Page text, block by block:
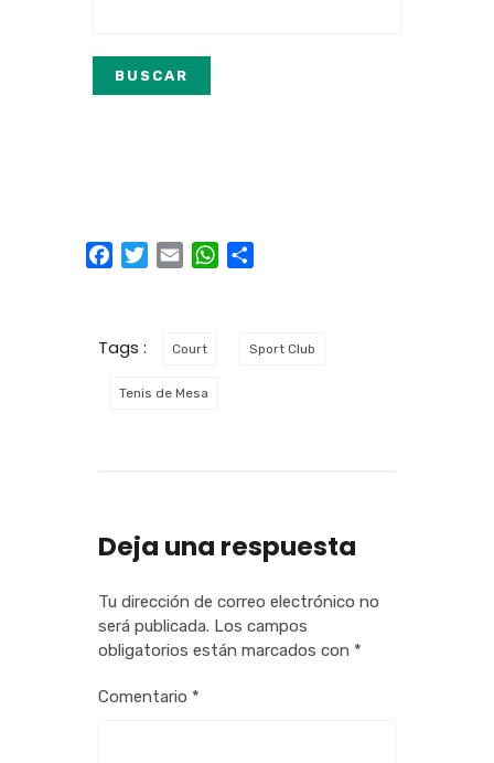
FacebookTwitter
Email WhatsApp
Tags : Court Sport Club
Tenis de Mesa
Deja una respuesta
Tu dirección de correo electrónico no
será publicada. Los campos
obligatorios están marcados con *
Comentario *